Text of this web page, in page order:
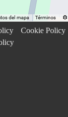
Cookie Policy